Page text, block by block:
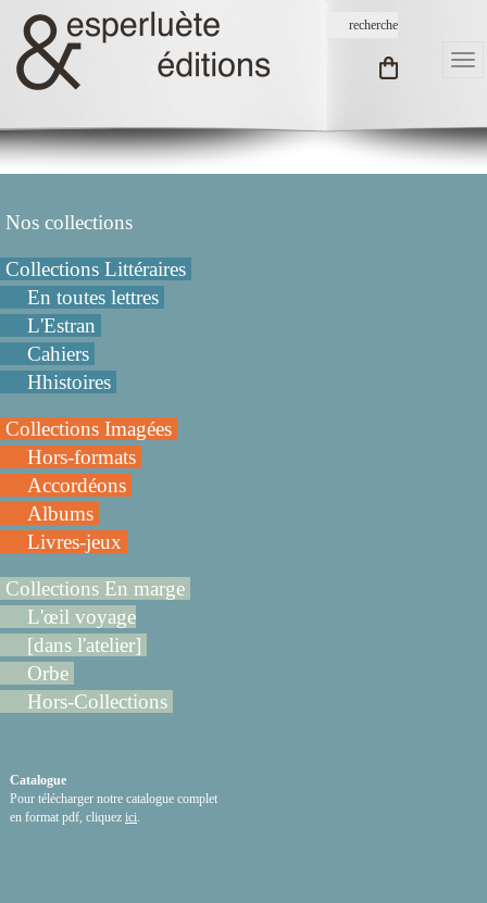
Nos collections
Collections Littéraires
En toutes lettres
L'Estran
Cahiers
Hhistoires
Collections Imagées
Hors-formats
Accordéons
Albums
Livres-jeux
Collections En marge
L'œil voyage
[dans l'atelier]
Orbe
Hors-Collections
Catalogue
Pour télécharger notre catalogue complet
en format pdf, cliquez ici.